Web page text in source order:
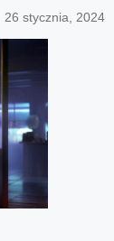
26 stycznia, 2024